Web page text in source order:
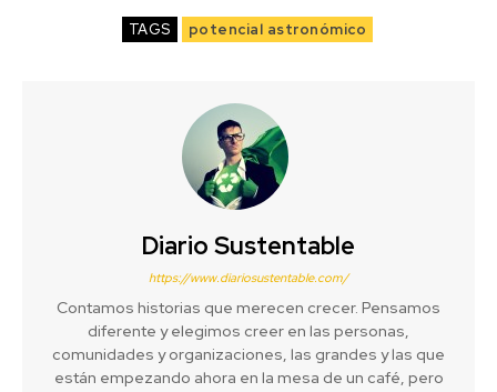
TAGS potencial astronómico
Diario Sustentable
https://www.diariosustentable.com/
Contamos historias que merecen crecer. Pensamos
diferente y elegimos creer en las personas,
comunidades y organizaciones, las grandes y las que
están empezando ahora en la mesa de un café, pero